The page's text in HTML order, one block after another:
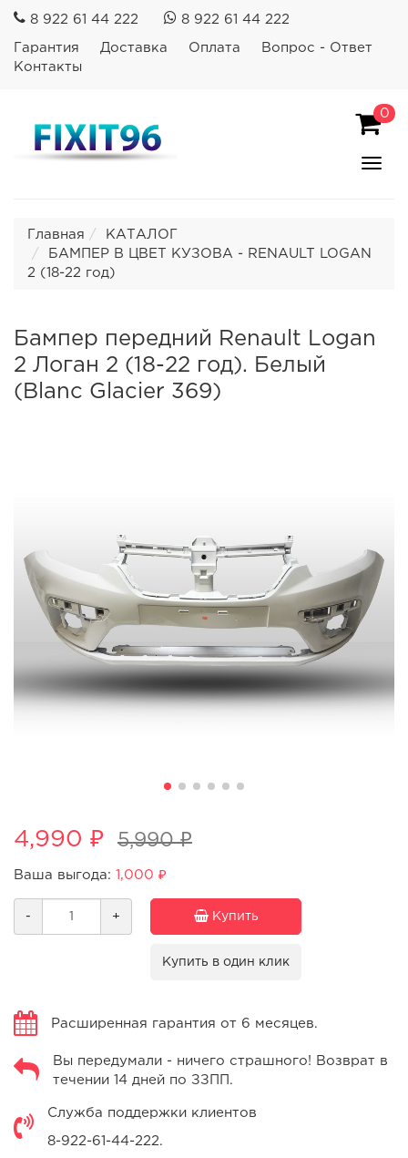
8 922 61 44 222 8 922 61 44 222
Гарантия Доставка Оплата
Вопрос - Ответ
Контакты
0
Главная
КАТАЛОГ
БАМПЕР В ЦВЕТ КУЗОВА - RENAULT LOGAN
2 (18-22 год)
Бампер передний Renault Logan
2 Логан 2 (18-22 год). Белый
(Blanc Glacier 369)
4,990 ₽ 5,990 ₽
Ваша выгода: 1,000 ₽
- + Купить
Купить в один клик
Расширенная гарантия от 6 месяцев.
Вы передумали - ничего страшного! Возврат в
течении 14 дней по ЗЗПП.
Служба поддержки клиентов
8-922-61-44-222.